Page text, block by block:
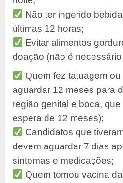
Não ter ingerido
últimas 12 horas;
Evitar alimentos
doação (não é
Quem fez tatuagem
aguardar 12 meses para
região genital e boca,
espera de 12 meses);
Candidatos que
devem aguardar 7 dias
sintomas e medicações;
Quem tomou vacina